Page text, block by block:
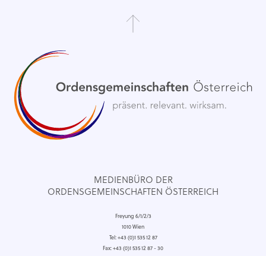
MEDIENBÜRO DER
ORDENSGEMEINSCHAFTEN ÖSTERREICH
Freyung 6/1/2/3
1010 Wien
Tel: +43 (0)1 535 12 87
Fax: +43 (0)1 535 12 87 - 30